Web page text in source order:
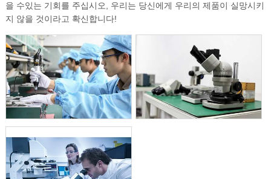
을 수있는 기회를 주십시오, 우리는 당신에게 우리의 제품이 실망시키
지 않을 것이라고 확신합니다!